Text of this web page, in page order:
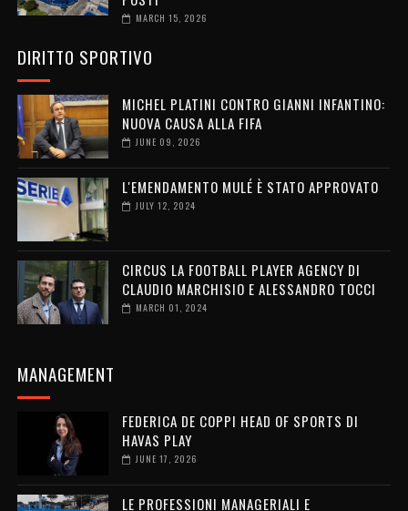
MARCH 15, 2026
DIRITTO SPORTIVO
MICHEL PLATINI CONTRO GIANNI INFANTINO:
NUOVA CAUSA ALLA FIFA
JUNE 09, 2026
L'EMENDAMENTO MULÉ È STATO APPROVATO
JULY 12, 2024
CIRCUS LA FOOTBALL PLAYER AGENCY DI
CLAUDIO MARCHISIO E ALESSANDRO TOCCI
MARCH 01, 2024
MANAGEMENT
FEDERICA DE COPPI HEAD OF SPORTS DI
HAVAS PLAY
JUNE 17, 2026
LE PROFESSIONI MANAGERIALI E